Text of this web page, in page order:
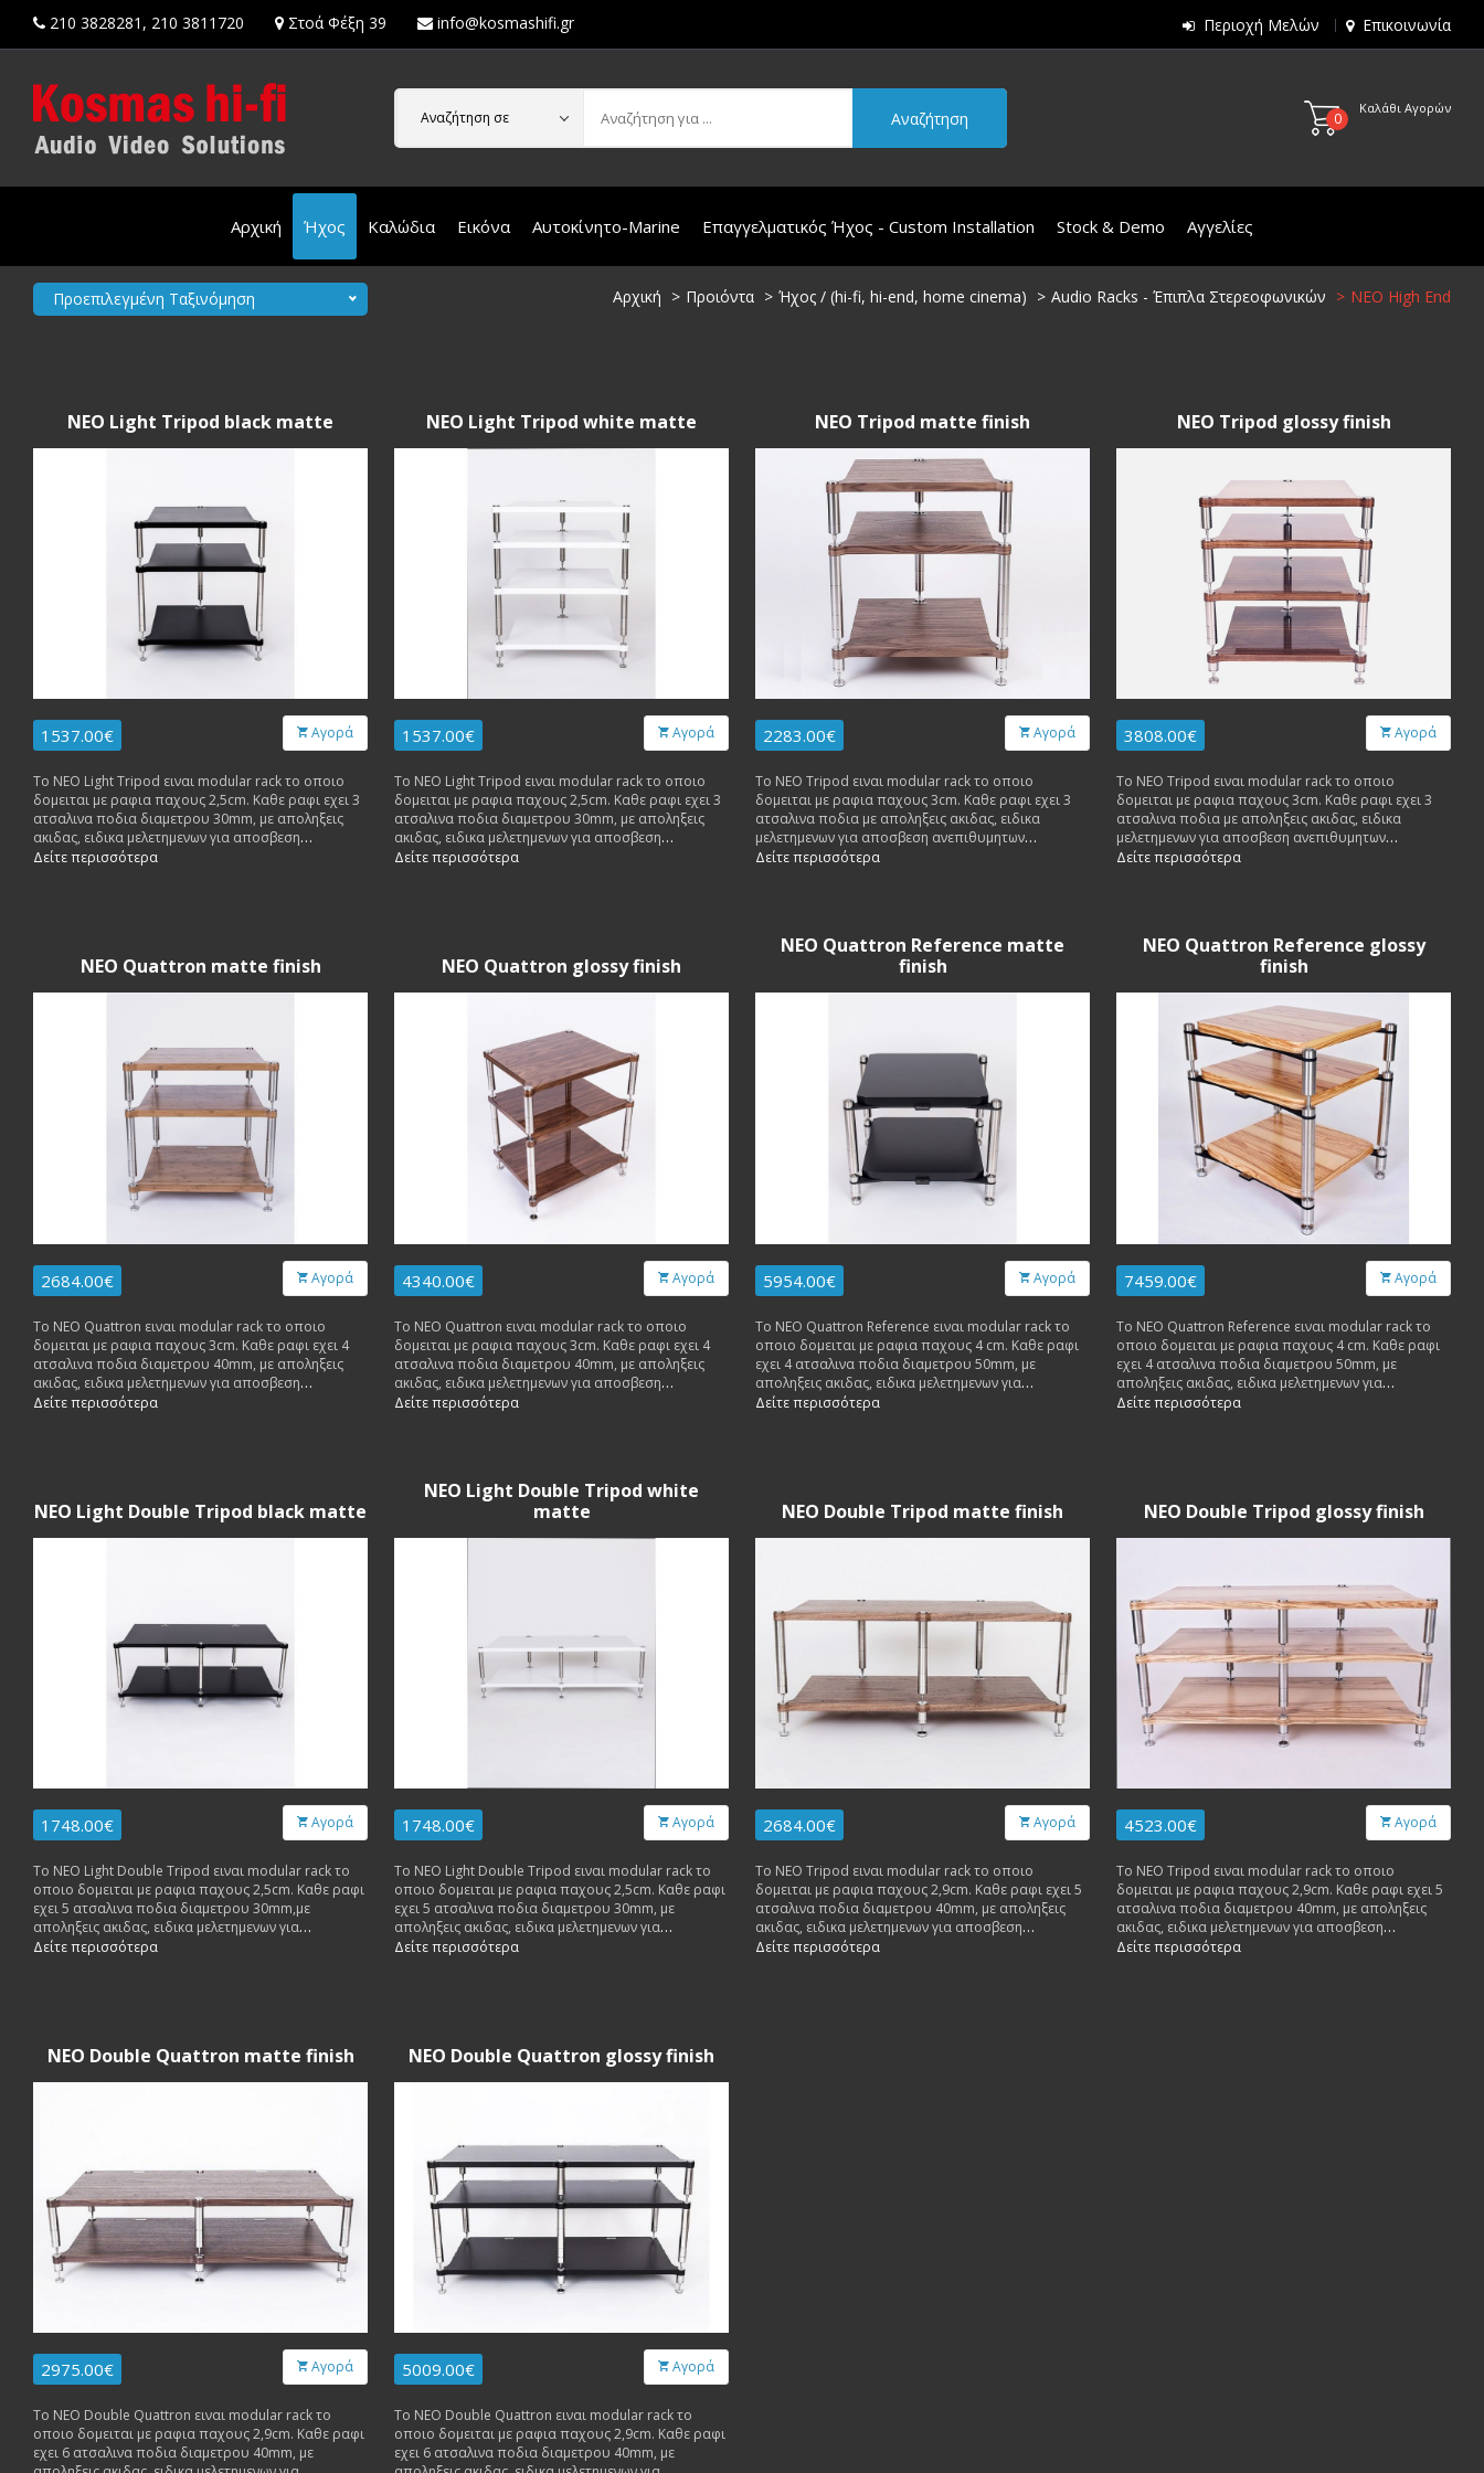
210 3828281 , 210 3811720 Στοά Φέξη 39 info@kosmashifi.gr Περιοχή Μελών Επικοινωνία
0
Καλάθι Αγορών
Αναζήτηση σε Αναζήτηση
Αρχική Ήχος Καλώδια Εικόνα Αυτοκίνητο-Marine Επαγγελματικός Ήχος - Custom Installation Stock & Demo Αγγελίες
Προεπιλεγμένη Ταξινόμηση Αρχική Προιόντα Ήχος / (hi-fi, hi-end, home cinema) Audio Racks - Έπιπλα Στερεοφωνικών NEO High End
NEO Light Tripod black matte
1537.00€ Αγορά
Το NEO Light Tripod ειναι modular rack το οποιο
δομειται με ραφια παχους 2,5cm. Καθε ραφι εχει 3
ατσαλινα ποδια διαμετρου 30mm, με αποληξεις
ακιδας, ειδικα μελετημενων για αποσβεση
ανεπιθυμητων κραδασμων. Καθε ραφι δεχεται
Δείτε περισσότερα
NEO Light Tripod white matte
1537.00€ Αγορά
Το NEO Light Tripod ειναι modular rack το οποιο
δομειται με ραφια παχους 2,5cm. Καθε ραφι εχει 3
ατσαλινα ποδια διαμετρου 30mm, με αποληξεις
ακιδας, ειδικα μελετημενων για αποσβεση
ανεπιθυμητων κραδασμων. Καθε ραφι δεχεται
Δείτε περισσότερα
NEO Tripod matte finish
2283.00€ Αγορά
Το NEO Tripod ειναι modular rack το οποιο
δομειται με ραφια παχους 3cm. Καθε ραφι εχει 3
ατσαλινα ποδια με αποληξεις ακιδας, ειδικα
μελετημενων για αποσβεση ανεπιθυμητων
κραδασμων. Καθε ραφι δεχεται βαρος μεχρι 60
Δείτε περισσότερα
NEO Tripod glossy finish
3808.00€ Αγορά
Το NEO Tripod ειναι modular rack το οποιο
δομειται με ραφια παχους 3cm. Καθε ραφι εχει 3
ατσαλινα ποδια με αποληξεις ακιδας, ειδικα
μελετημενων για αποσβεση ανεπιθυμητων
κραδασμων. Καθε ραφι δεχεται βαρος μεχρι 60
Δείτε περισσότερα
NEO Quattron matte finish
2684.00€ Αγορά
Το NEO Quattron ειναι modular rack το οποιο
δομειται με ραφια παχους 3cm. Καθε ραφι εχει 4
ατσαλινα ποδια διαμετρου 40mm, με αποληξεις
ακιδας, ειδικα μελετημενων για αποσβεση
ανεπιθυμητων κραδασμων. Καθε ραφι δεχεται
Δείτε περισσότερα
NEO Quattron glossy finish
4340.00€ Αγορά
Το NEO Quattron ειναι modular rack το οποιο
δομειται με ραφια παχους 3cm. Καθε ραφι εχει 4
ατσαλινα ποδια διαμετρου 40mm, με αποληξεις
ακιδας, ειδικα μελετημενων για αποσβεση
ανεπιθυμητων κραδασμων. Καθε ραφι δεχεται
Δείτε περισσότερα
NEO Quattron Reference matte
finish
5954.00€ Αγορά
Το NEO Quattron Reference ειναι modular rack το
οποιο δομειται με ραφια παχους 4 cm. Καθε ραφι
εχει 4 ατσαλινα ποδια διαμετρου 50mm, με
αποληξεις ακιδας, ειδικα μελετημενων για
αποσβεση ανεπιθυμητων κραδασμων. Καθε ραφι
Δείτε περισσότερα
NEO Quattron Reference glossy
finish
7459.00€ Αγορά
Το NEO Quattron Reference ειναι modular rack το
οποιο δομειται με ραφια παχους 4 cm. Καθε ραφι
εχει 4 ατσαλινα ποδια διαμετρου 50mm, με
αποληξεις ακιδας, ειδικα μελετημενων για
αποσβεση ανεπιθυμητων κραδασμων. Καθε ραφι
Δείτε περισσότερα
NEO Light Double Tripod black matte
1748.00€ Αγορά
Το NEO Light Double Tripod ειναι modular rack το
οποιο δομειται με ραφια παχους 2,5cm. Καθε ραφι
εχει 5 ατσαλινα ποδια διαμετρου 30mm,με
αποληξεις ακιδας, ειδικα μελετημενων για
αποσβεση ανεπιθυμητων κραδασμων. Καθε ραφι
Δείτε περισσότερα
NEO Light Double Tripod white
matte
1748.00€ Αγορά
Το NEO Light Double Tripod ειναι modular rack το
οποιο δομειται με ραφια παχους 2,5cm. Καθε ραφι
εχει 5 ατσαλινα ποδια διαμετρου 30mm, με
αποληξεις ακιδας, ειδικα μελετημενων για
αποσβεση ανεπιθυμητων κραδασμων. Καθε ραφι
Δείτε περισσότερα
NEO Double Tripod matte finish
2684.00€ Αγορά
Το NEO Tripod ειναι modular rack το οποιο
δομειται με ραφια παχους 2,9cm. Καθε ραφι εχει 5
ατσαλινα ποδια διαμετρου 40mm, με αποληξεις
ακιδας, ειδικα μελετημενων για αποσβεση
ανεπιθυμητων κραδασμων. Καθε ραφι δεχεται
Δείτε περισσότερα
NEO Double Tripod glossy finish
4523.00€ Αγορά
Το NEO Tripod ειναι modular rack το οποιο
δομειται με ραφια παχους 2,9cm. Καθε ραφι εχει 5
ατσαλινα ποδια διαμετρου 40mm, με αποληξεις
ακιδας, ειδικα μελετημενων για αποσβεση
ανεπιθυμητων κραδασμων. Καθε ραφι δεχεται
Δείτε περισσότερα
NEO Double Quattron matte finish
2975.00€ Αγορά
Το NEO Double Quattron ειναι modular rack το
οποιο δομειται με ραφια παχους 2,9cm. Καθε ραφι
εχει 6 ατσαλινα ποδια διαμετρου 40mm, με
NEO Double Quattron glossy finish
5009.00€ Αγορά
Το NEO Double Quattron ειναι modular rack το
οποιο δομειται με ραφια παχους 2,9cm. Καθε ραφι
εχει 6 ατσαλινα ποδια διαμετρου 40mm, με